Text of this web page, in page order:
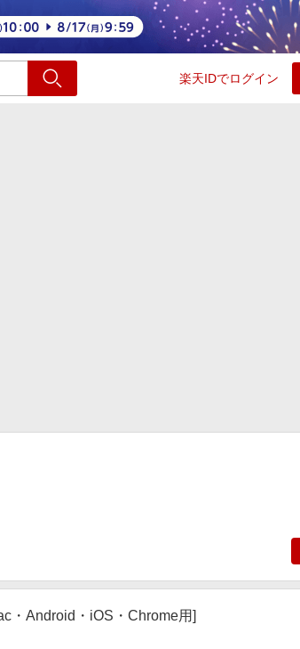
楽天IDでログイン
・Android・iOS・Chrome用]